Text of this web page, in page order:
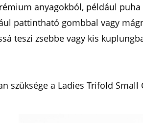
anyagokból, például
pattintható gombbal vagy
teszi zsebbe vagy kis
szüksége a Ladies Trifold